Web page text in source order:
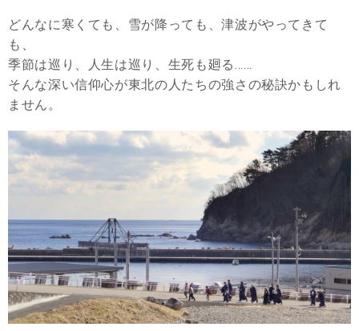
どんなに寒くても、雪が降っても、津波がやってきて
も、
季節は巡り、人生は巡り、生死も廻る……
そんな深い信仰心が東北の人たちの強さの秘訣かもしれ
ません。